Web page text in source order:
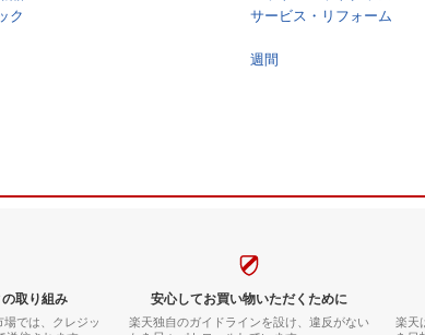
ク サービス・リフォーム
週間
取り組み
では、クレジッ
安心してお買い物いただくために
楽天独自のガイドラインを設け、違反がない
楽天